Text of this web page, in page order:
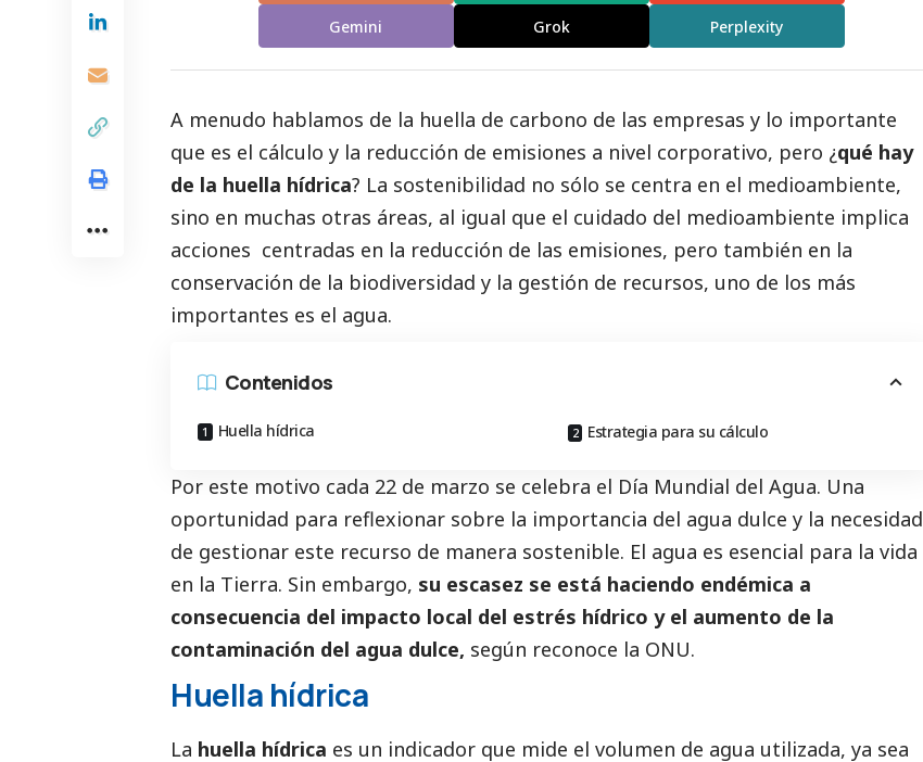
Gemini Grok Perplexity
A menudo hablamos de la huella de carbono de las empresas y lo importante
que es el cálculo y la reducción de emisiones a nivel corporativo, pero ¿qué hay
de la huella hídrica? La sostenibilidad no sólo se centra en el medioambiente,
sino en muchas otras áreas, al igual que el cuidado del medioambiente implica
acciones centradas en la reducción de las emisiones, pero también en la
conservación de la biodiversidad y la gestión de recursos, uno de los más
importantes es el agua.
Contenidos
Huella hídrica Estrategia para su cálculo
Por este motivo cada 22 de marzo se celebra el Día Mundial del Agua. Una
oportunidad para reflexionar sobre la importancia del agua dulce y la necesidad
de gestionar este recurso de manera sostenible. El agua es esencial para la vida
en la Tierra. Sin embargo, su escasez se está haciendo endémica a
consecuencia del impacto local del estrés hídrico y el aumento de la
contaminación del agua dulce, según reconoce la ONU.
Huella hídrica
La huella hídrica es un indicador que mide el volumen de agua utilizada, ya sea